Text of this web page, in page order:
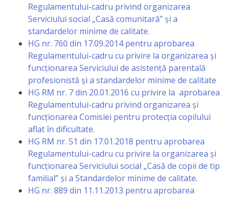
Acte
interne
Media
Comunicate
de
presă
Informații
utile
Regulamentului-cadru privind organizarea
Serviciului social „Casă comunitară” și a
standardelor minime de calitate.
HG nr. 760 din 17.09.2014 pentru aprobarea
Regulamentului-cadru cu privire la organizarea și
funcționarea Serviciului de asistență parentală
profesionistă și a standardelor minime de calitate
HG RM nr. 7 din 20.01.2016 cu privire la aprobarea
Regulamentului-cadru privind organizarea şi
funcţionarea Comisiei pentru protecţia copilului
aflat în dificultate.
HG RM nr. 51 din 17.01.2018 pentru aprobarea
Regulamentului-cadru cu privire la organizarea și
funcționarea Serviciului social „Casă de copii de tip
familial” și a Standardelor minime de calitate.
HG nr. 889 din 11.11.2013 pentru aprobarea